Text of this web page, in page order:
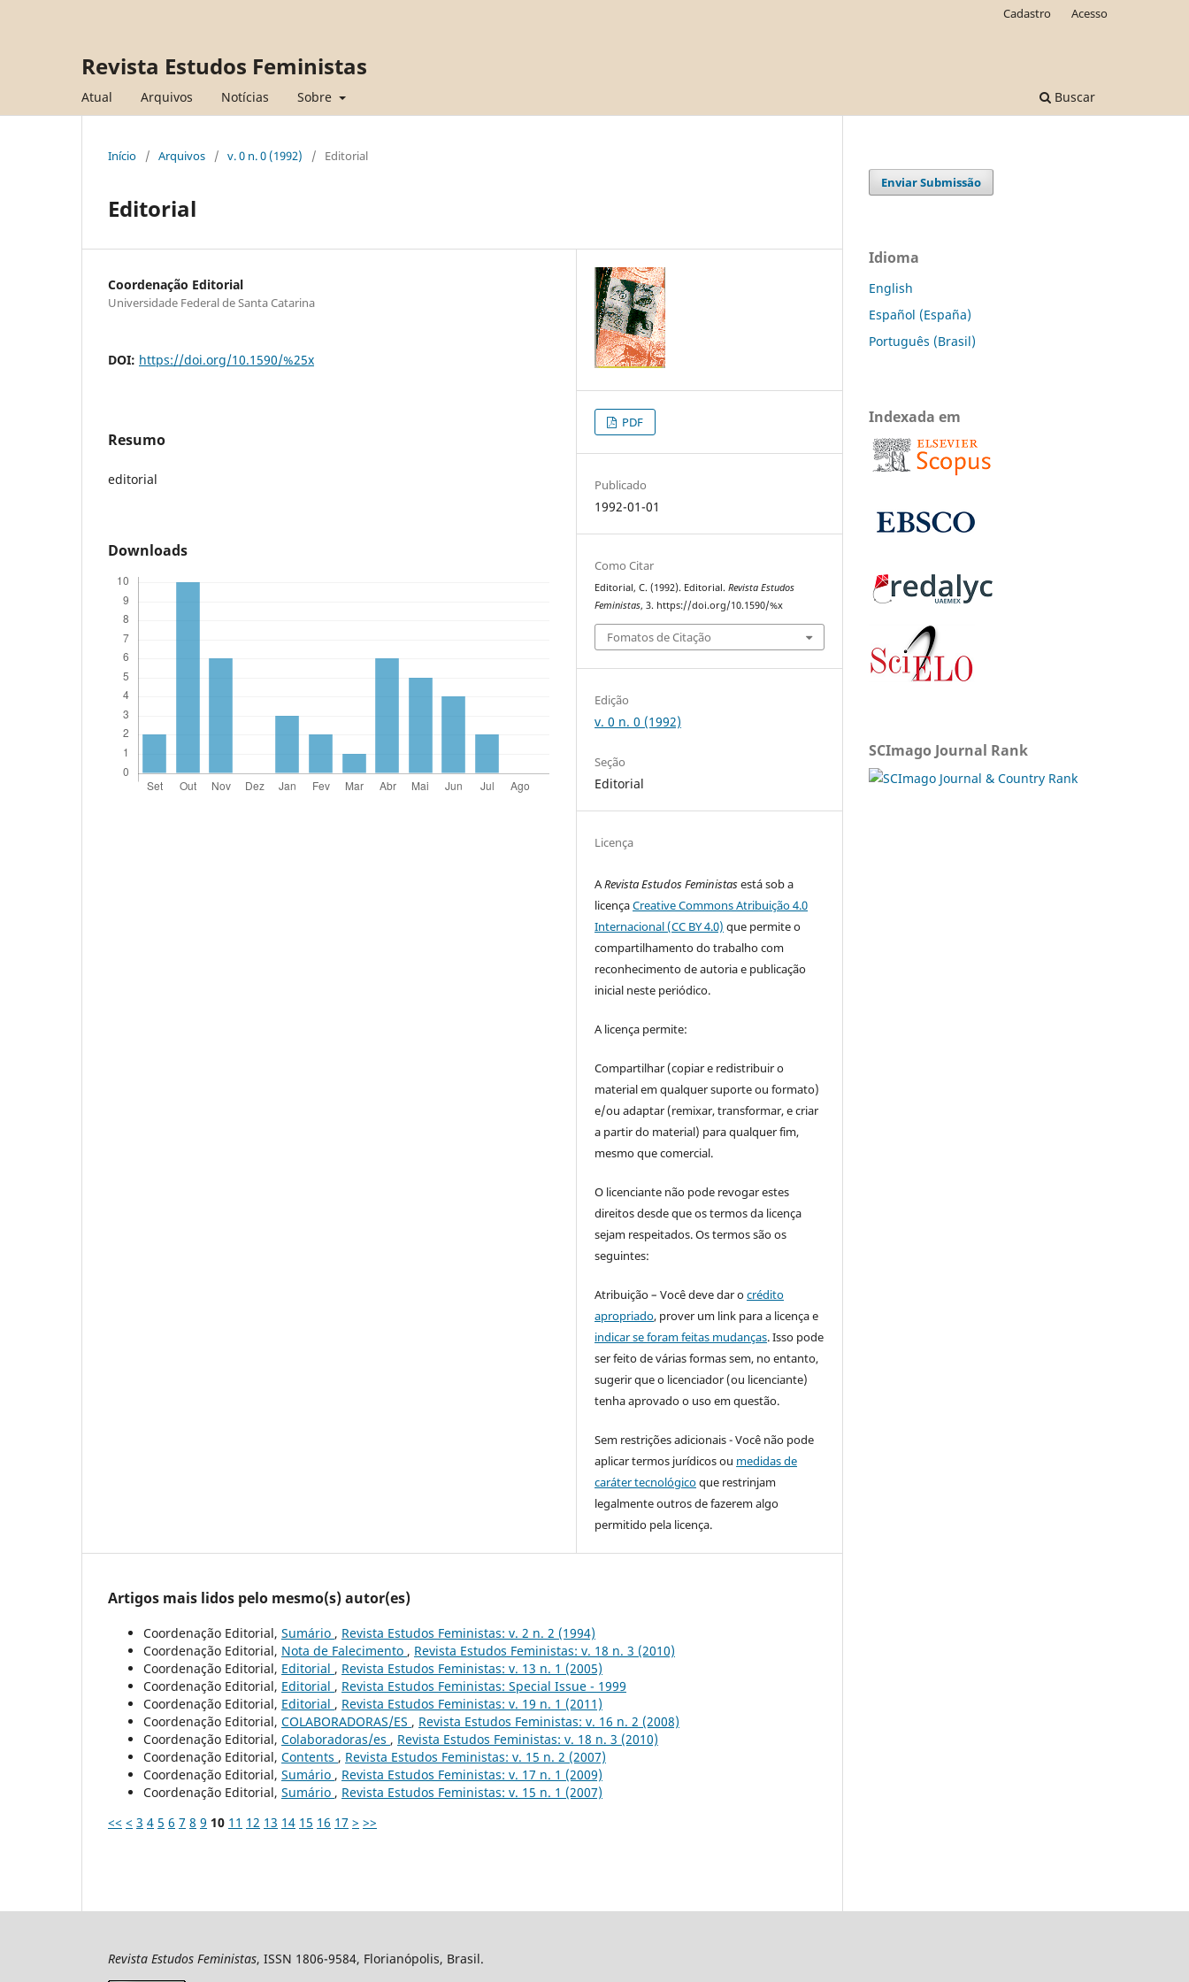
Revista Estudos Feministas
Atual Arquivos Notícias Sobre Buscar
Cadastro Acesso
Início / Arquivos / v. 0 n. 0 (1992) / Editorial
Editorial
Coordenação Editorial
Universidade Federal de Santa Catarina
DOI: https://doi.org/10.1590/%25x
Resumo
editorial
Downloads
PDF
Publicado
1992-01-01
Como Citar
Editorial, C. (1992). Editorial.Revista Estudos
Feministas, 3. https://doi.org/10.1590/%x
Fomatos de Citação
Edição
v. 0 n. 0 (1992)
Seção
Editorial
Licença
ARevista Estudos Feministasestá sob a
licençaCreative Commons Atribuição 4.0
Internacional (CC BY 4.0) que permite o
compartilhamento do trabalho com
reconhecimento de autoria e publicação
inicial neste periódico.
A licença permite:
Compartilhar (copiar e redistribuir o
material em qualquer suporte ou formato)
e/ou adaptar (remixar, transformar, e criar
a partir do material) para qualquer fim,
mesmo que comercial.
O licenciante não pode revogar estes
direitos desde que os termos da licença
sejam respeitados. Os termos são os
seguintes:
Atribuição – Você deve dar ocrédito
apropriado, prover um link para a licença e
indicar se foram feitas mudanças. Isso pode
ser feito de várias formas sem, no entanto,
sugerir que o licenciador (ou licenciante)
tenha aprovado o uso em questão.
Sem restrições adicionais - Você não pode
aplicar termos jurídicos ou medidas de
caráter tecnológicoque restrinjam
legalmente outros de fazerem algo
permitido pela licença.
Artigos mais lidos pelo mesmo(s) autor(es)
Coordenação Editorial, Sumário , Revista Estudos Feministas: v. 2 n. 2 (1994)
Coordenação Editorial, Nota de Falecimento , Revista Estudos Feministas: v. 18 n. 3 (2010)
Coordenação Editorial, Editorial , Revista Estudos Feministas: v. 13 n. 1 (2005)
Coordenação Editorial, Editorial , Revista Estudos Feministas: Special Issue - 1999
Coordenação Editorial, Editorial , Revista Estudos Feministas: v. 19 n. 1 (2011)
Coordenação Editorial, COLABORADORAS/ES , Revista Estudos Feministas: v. 16 n. 2 (2008)
Coordenação Editorial, Colaboradoras/es , Revista Estudos Feministas: v. 18 n. 3 (2010)
Coordenação Editorial, Contents , Revista Estudos Feministas: v. 15 n. 2 (2007)
Coordenação Editorial, Sumário , Revista Estudos Feministas: v. 17 n. 1 (2009)
Coordenação Editorial, Sumário , Revista Estudos Feministas: v. 15 n. 1 (2007)
<< < 3 4 5 6 7 8 9 10 11 12 13 14 15 16 17 > >>
Enviar Submissão
Idioma
English
Español (España)
Português (Brasil)
Indexada em
SCImago Journal Rank
Revista Estudos Feministas, ISSN 1806-9584, Florianópolis, Brasil.